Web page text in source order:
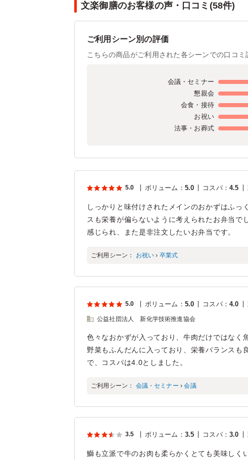
文楽御膳のお客様の声・口コミ(58件)
ご利用シーン別の評価
こちらの商品がご利用された各シーンでの口コミ
会議・セミナー
懇親会
会食・接待
お祝い
法事・お葬式
5.0 ボリューム ： 5.0 コスパ： 4.5
しっかりと味付けされたメインのおかずはふ
スも栄養が偏らないように考えられたお弁当で
感じられ、また是非注文したいお弁当です。
ご利用シーン： お祝い › 卒業式
5.0 ボリューム ： 5.0 コスパ： 4.0
公益社団法人 新化学技術推進協会
色々なおかずが入っており、牛肉だけではなく
野菜もふんだんに入っており、栄養バランスも
で、コスパは4.0としました。
ご利用シーン： 会議・セミナー ›会議
3.5 ボリューム ： 3.5 コスパ： 3.0
鰤も立派で牛のお肉も柔らかくとても美味しく